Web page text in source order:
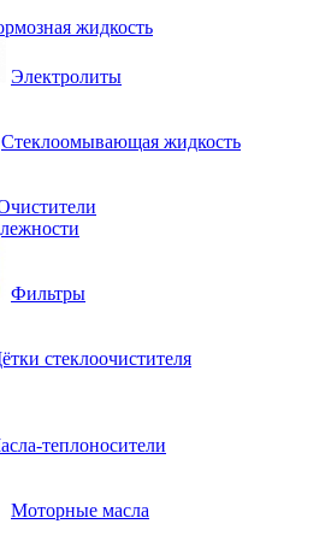
жидкость
Электролиты
Стеклоомывающая жидкость
Фильтры
стеклоочистителя
теплоносители
Моторные масла